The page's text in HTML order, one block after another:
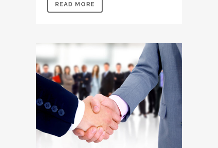
READ MORE